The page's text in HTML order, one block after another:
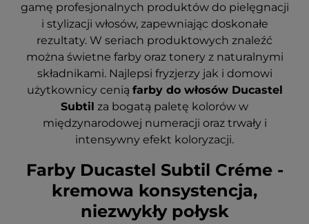
gamę profesjonalnych produktów do pielęgnacji
i stylizacji włosów, zapewniając doskonałe
rezultaty. W seriach produktowych znaleźć
można świetne farby oraz tonery z naturalnymi
składnikami. Najlepsi fryzjerzy jak i domowi
użytkownicy cenią farby do włosów Ducastel
Subtil za bogatą paletę kolorów w
międzynarodowej numeracji oraz trwały i
intensywny efekt koloryzacji.
Farby Ducastel Subtil Créme -
kremowa konsystencja,
niezwykły połysk